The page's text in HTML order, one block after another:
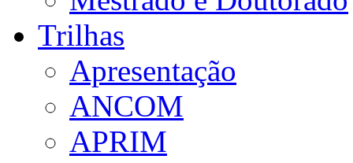
Trilhas
Apresentação
ANCOM
APRIM